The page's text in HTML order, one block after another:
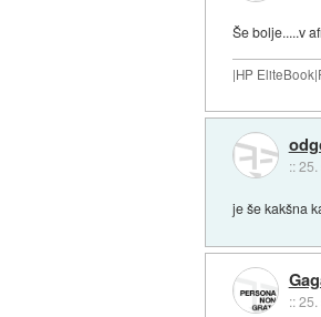
Še bolje.....v
|HP
::25.
je še kakšna
::25.